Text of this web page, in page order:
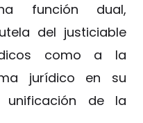
función dual,
del justiciable
como a la
jurídico en su
unificación de la